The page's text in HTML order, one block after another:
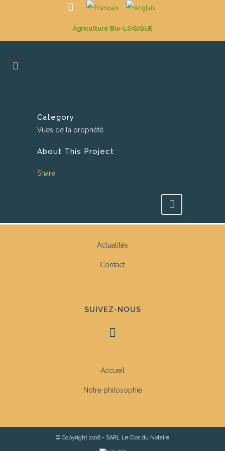
Agriculture Bio-LOGIQUE
Category
Vues de la propriété
About This Project
Share
Actualités
Contact
SUIVEZ-NOUS
Accueil
Notre philosophie
© Copyright 2016 - SARL Le Clos du Notaire